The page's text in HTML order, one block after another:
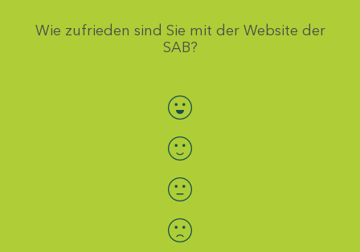
Wie zufrieden sind Sie mit der Website der
SAB?
Bewertung auswählen